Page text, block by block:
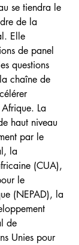
se tiendra le
de la
Elle
de panel
questions
chaîne de
Afrique. La
haut niveau
par le
la
(CUA),
le
(NEPAD), la
de
Unies pour